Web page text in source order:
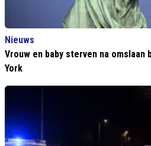
Nieuws
Vrouw en baby sterven na
York